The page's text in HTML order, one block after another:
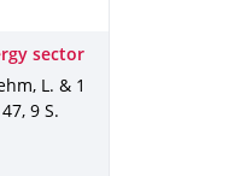
sector
L. & 1
, 9 S.